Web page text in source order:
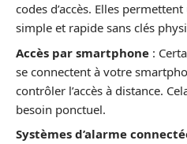
codes d’accès. Elles
simple et rapide sans clés
Accès par smartphone :
se connectent à votre
contrôler l’accès à distance.
besoin ponctuel.
Systèmes d’alarme